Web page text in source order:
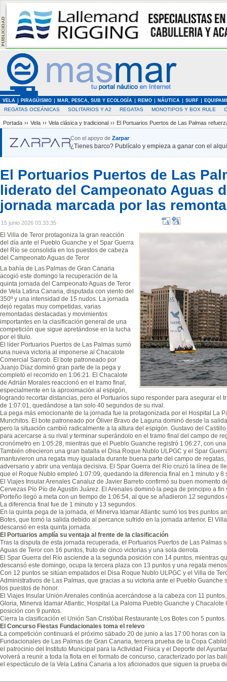
VELA PIRAGÜISMO MAR, PESCA, SUB Y ECOLOGÍA REMO NÁUTICA SURF
REGATAS OCEÁNICAS SOLITARIOS Y A2 REGATAS MONOTIPOS Y BOX RULE
Portada ›› Vela ›› Vela clásica y tradicional ›› El Portuarios Puertos de Las Palmas
Con el apoyo de Zarpar
¿Tienes barco? Publícalo y empieza a ganar con el
El Portuarios Puertos de Las
liderato del Campeonato Aguas
jornada marcada por las
15 junio 2026 03:33:35
El Villa de Teror protagoniza la gran reacción
del día ante el Pueblo Guanche y el Spar Guerra
del Río se consolida en los puestos de cabeza
del Campeonato Aguas de Teror
La bahía de Las Palmas de Gran Canaria
acogió este domingo la recuperación de la
quinta jornada del Campeonato Aguas de Teror
de Vela Latina Canaria, disputada con viento del
350º y una intensidad de 15 nudos. La jornada
dejó regatas muy competidas, varias
remontadas destacadas y movimientos
importantes en la clasificación general de una
competición que sigue apretándose en la lucha
por el título.
El líder Portuarios Puertos de Las Palmas sumó
una nueva victoria al imponerse al Chacalote
Comercial Sanrob. El bote patroneado por
Juanjo Díaz dominó gran parte de la pega y
completó el recorrido en 1:06:21. El Chacalote
de Adrián Morales reaccionó en el tramo final,
especialmente en la aproximación al espigón,
logrando recortar distancias, pero el Portuarios supo responder para asegurar el
de 1:07:01, quedándose a tan solo 40 segundos de su rival.
La pega más emocionante de la jornada fue la protagonizada por el Hospital La
Munchitos. El bote patroneado por Óliver Bravo de Laguna dominó desde la
pero la situación cambió radicalmente a la altura del espigón. Gustavo del
para acercarse a su rival y terminar superándolo en el tramo final del campo de
cronómetro en 1:05:28, mientras que el Pueblo Guanche registró 1:06:27, con
También ofrecieron una gran batalla el Disa Roque Nublo ULPGC y el Spar
mantuvieron una regata muy igualada durante buena parte del campo de
adversario y abrir una ventaja decisiva. El Spar Guerra del Río cruzó la línea de
que el Roque Nublo empleó 1:07:09, quedando la diferencia final en 1 minuto y 8
El Viajes Insular Arenales Canaluz de Javier Barreto confirmó su buen momento
Cervezas Pío Pío de Agustín Juárez. El Arenales dominó la pega de principio a
Porteño llegó a meta con un tiempo de 1:06:54, al que se añadieron 12
La diferencia final fue de 1 minuto y 13 segundos.
En la quinta pega de la jornada, el Minerva Idamar Atlantic sumó los tres puntos
Botes, que tomó la salida debido al percance sufrido en la jornada anterior. El
descansó en esta quinta jornada.
El Portuarios amplía su ventaja al frente de la clasificación
Tras la disputa de esta jornada recuperada, el Portuarios Puertos de Las Palmas
Aguas de Teror con 16 puntos, fruto de cinco victorias y una sola derrota.
El Spar Guerra del Río asciende a la segunda posición con 14 puntos, mientras
descansó este domingo, ocupa la tercera plaza con 13 puntos y una regata
Con 12 puntos se sitúan empatados el Disa Roque Nublo ULPGC y el Villa de
Administrativos de Las Palmas, que gracias a su victoria ante el Pueblo
los puestos de honor.
El Viajes Insular Unión Arenales continúa acercándose a la cabeza con 11
Gloria, Minerva Idamar Atlantic, Hospital La Paloma Pueblo Guanche y
posición con 9 puntos.
Cierra la clasificación el Unión San Cristóbal Restaurante Los Botes con 5 puntos.
El Concurso Fiestas Fundacionales toma el relevo
La competición continuará el próximo sábado 20 de junio a las 17:00 horas con
Fundacionales de Las Palmas de Gran Canaria, tercera prueba de la Copa
el patrocinio del Instituto Municipal para la Actividad Física y el Deporte del
volverá a reunir a toda la flota en el formato de concurso, caracterizado por las
el espectáculo de la Vela Latina Canaria a los aficionados que siguen la prueba